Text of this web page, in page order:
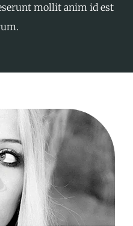
mollit anim id est